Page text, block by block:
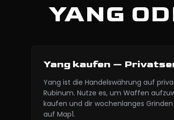
YANG
Yang kaufen —
Yang ist die Handelswährung auf
Rubinum. Nutze es, um Waffen
kaufen und dir wochenlanges
auf Map1.